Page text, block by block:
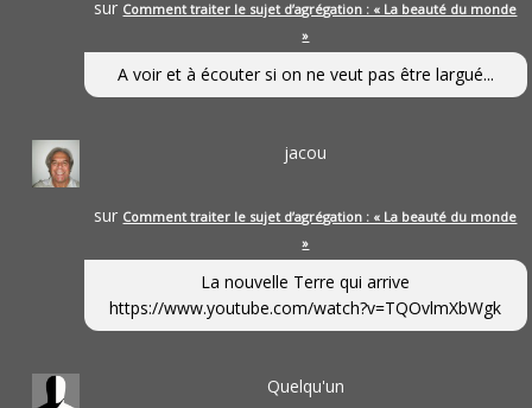
sur Comment traiter le sujet d’agrégation : « La beauté du monde
»
A voir et à écouter si on ne veut pas être largué...
jacou
sur Comment traiter le sujet d’agrégation : « La beauté du monde
»
La nouvelle Terre qui arrive
https://www.youtube.com/watch?v=TQOvlmXbWgk
Quelqu'un